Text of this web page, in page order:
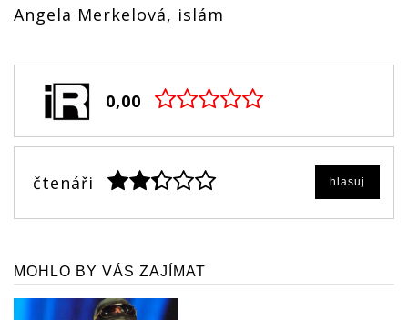
Angela Merkelová, islám
0,00
čtenáři hlasuj
MOHLO BY VÁS ZAJÍMAT